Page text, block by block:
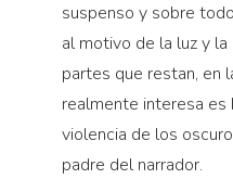
suspenso y sobre
al motivo de la luz y
partes que restan, en
realmente interesa es
violencia de los
padre del narrador.